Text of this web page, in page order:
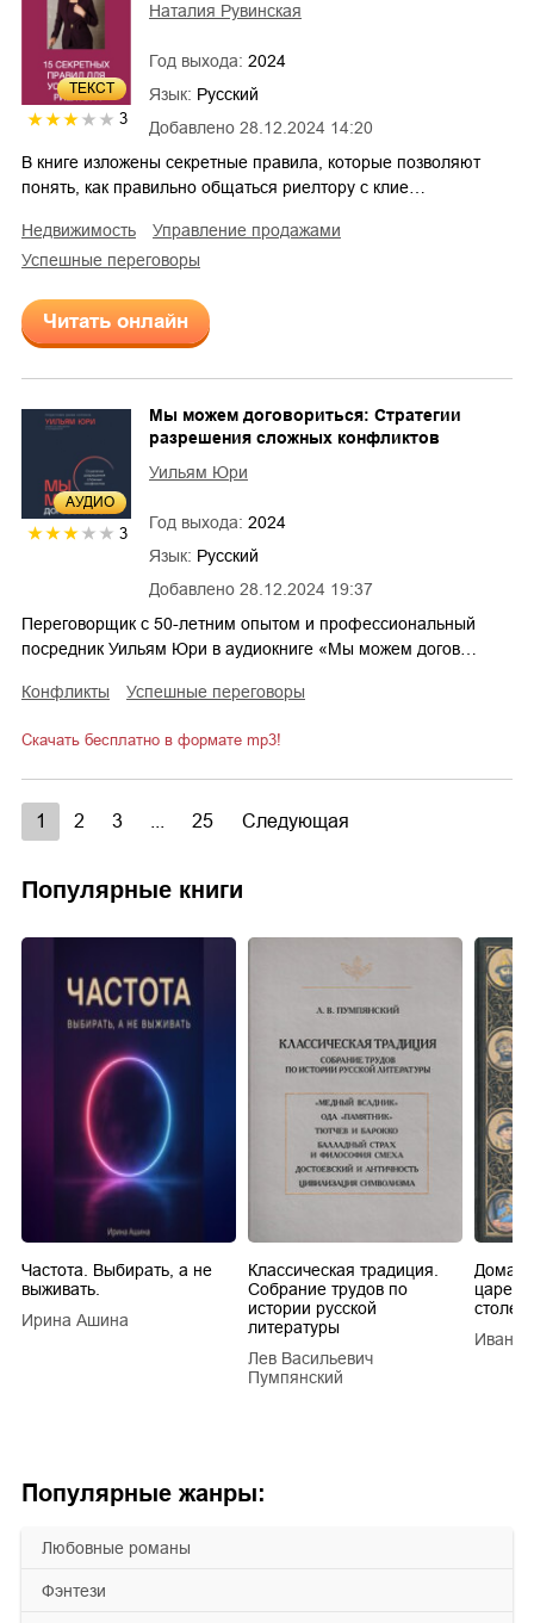
Популярные жанры:
любовные романы
фэнтези
ТЕКСТ
3 Добавлено 28.12.2024 14:20
Наталия Рувинская
Год выхода: 2024
Язык: Русский
В книге изложены секретные правила, которые позволяют
понять, как правильно общаться риелтору с клие…
недвижимость
управление продажами
успешные переговоры
Читать онлайн
AУДИО
3
Добавлено 28.12.2024 19:37
Мы можем договориться: Стратегии
разрешения сложных конфликтов
Уильям Юри
Год выхода: 2024
Язык: Русский
Переговорщик с 50-летним опытом и профессиональный
посредник Уильям Юри в аудиокниге «Мы можем догов…
конфликты успешные переговоры
Скачать бесплатно в формате mp3!
1 2 3 25 Следующая
Популярные книги
Частота. Выбирать, а не
выживать.
Ирина Ашина
Классическая традиция.
Собрание трудов по
истории русской
литературы
Лев Васильевич
Пумпянский
царей
Иван